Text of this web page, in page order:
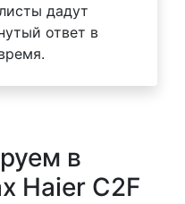
дадут
ответ в
в
Haier C2F